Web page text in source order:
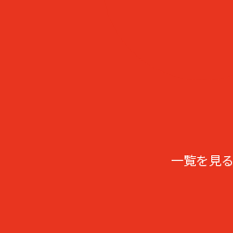
一覧を見る